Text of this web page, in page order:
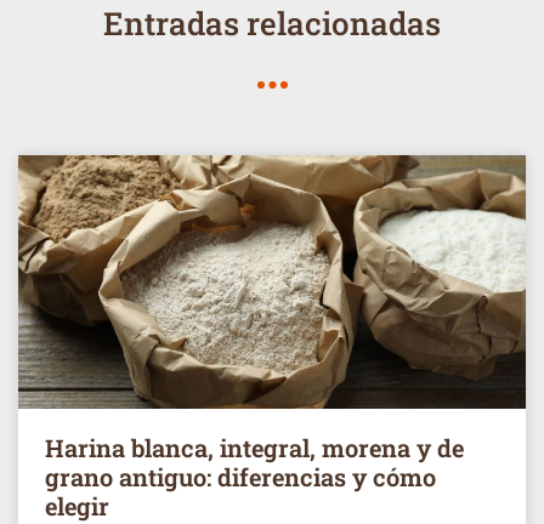
Entradas relacionadas
Harina blanca, integral, morena y de
grano antiguo: diferencias y cómo
elegir